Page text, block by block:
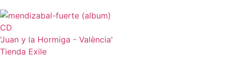
CD
'Juan y la Hormiga - València'
Tienda Exile